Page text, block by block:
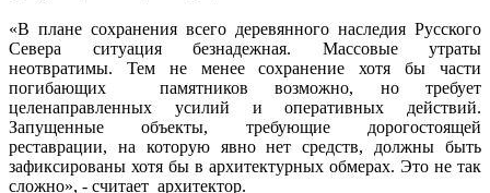
«В плане сохранения всего деревянного наследия Русского
Севера ситуация безнадежная. Массовые утраты
неотвратимы. Тем не менее сохранение хотя бы части
погибающих памятников возможно, но требует
целенаправленных усилий и оперативных действий.
Запущенные объекты, требующие дорогостоящей
реставрации, на которую явно нет средств, должны быть
зафиксированы хотя бы в архитектурных обмерах. Это не так
сложно», - считает архитектор.